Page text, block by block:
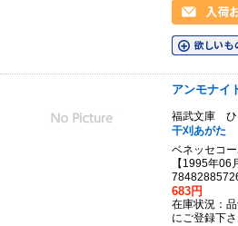
アンモナイ
福武文庫 ひ
干刈あがた
ベネッセコ
【1995年
683円
在庫状況：
にご登録下